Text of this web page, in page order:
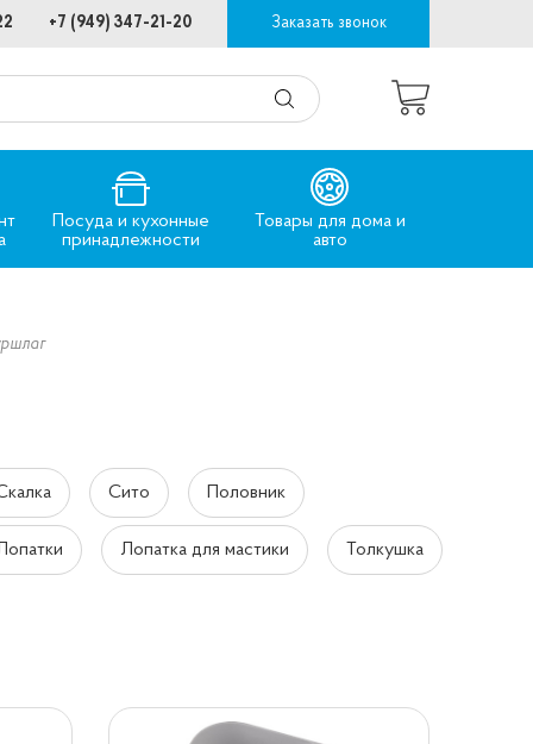
Заказать звонок
+7 (949) 347-21-20
Посуда и кухонные
принадлежности
Товары для дома и
авто
Сито Половник
Лопатка для мастики Толкушка